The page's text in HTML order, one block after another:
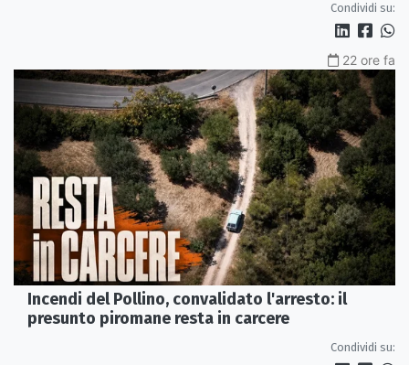
Condividi su:
22 ore fa
Incendi del Pollino, convalidato l'arresto: il
presunto piromane resta in carcere
Condividi su: